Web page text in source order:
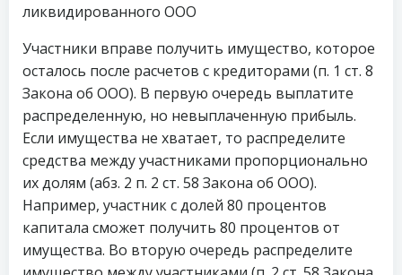
ликвидированного ООО
Участники вправе получить имущество, которое
осталось после расчетов с кредиторами (п. 1 ст. 8
Закона об ООО). В первую очередь выплатите
распределенную, но невыплаченную прибыль.
Если имущества не хватает, то распределите
средства между участниками пропорционально
их долям (абз. 2 п. 2 ст. 58 Закона об ООО).
Например, участник с долей 80 процентов
капитала сможет получить 80 процентов от
имущества. Во вторую очередь распределите